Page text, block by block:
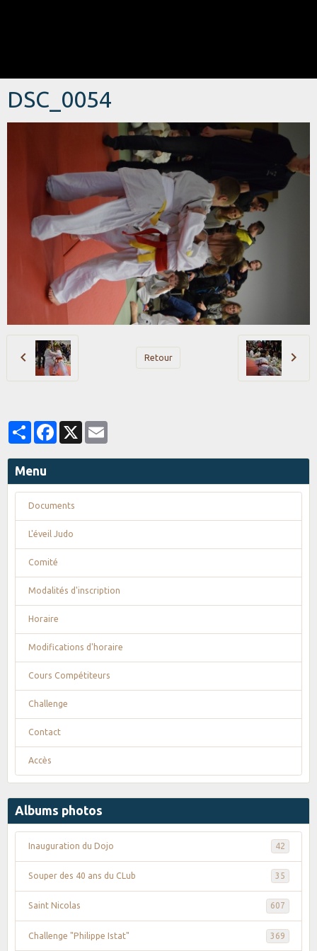
DSC_0054
Retour
PartagerFacebook
X
Menu
Documents
L'éveil Judo
Comité
Modalités d'inscription
Horaire
Modifications d'horaire
Cours Compétiteurs
Challenge
Contact
Accès
Albums photos
Inauguration du Dojo 42
Souper des 40 ans du CLub 35
Saint Nicolas 607
Challenge "Philippe Istat" 369